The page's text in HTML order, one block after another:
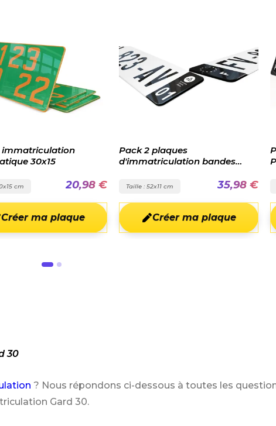
Pack 2 plaques
d'immatriculation bandes
Taille : 52x11 cm 35,98 €
Créer ma plaque
Plaque immatriculation
Porsche Noire blason et
Taille : 52x11 cm
Créer ma plaque
30
? Nous répondons ci-dessous à toutes les
Gard 30.